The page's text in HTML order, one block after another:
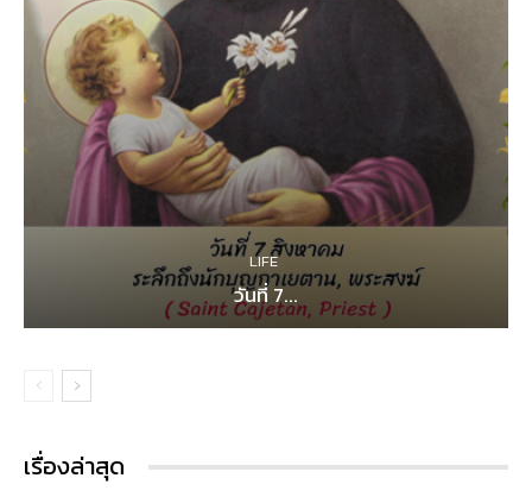
LIFE
วันที่ 7...
เรื่องล่าสุด